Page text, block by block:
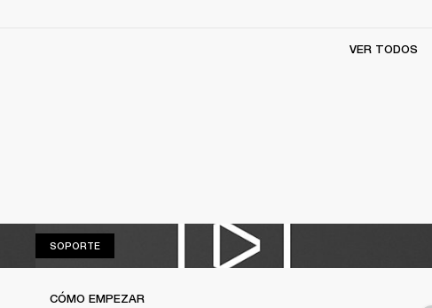
VER TODOS
SOPORTESOPORTE
CÓMO EMPEZAR